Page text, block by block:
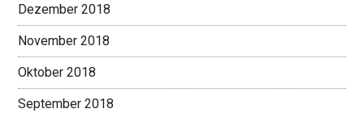
Dezember 2018
November 2018
Oktober 2018
September 2018